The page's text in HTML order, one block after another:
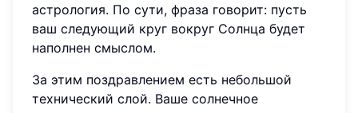
астрология. По сути, фраза говорит: пусть
ваш следующий круг вокруг Солнца будет
наполнен смыслом.
За этим поздравлением есть небольшой
технический слой. Ваше солнечное